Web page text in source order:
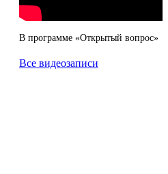
В программе «Открытый вопрос»
Все видеозаписи